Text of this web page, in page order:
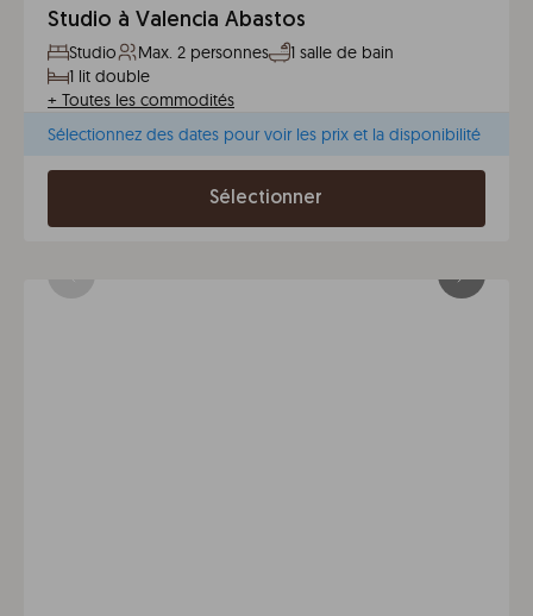
Studio à Valencia Abastos
Studio Max. 2 personnes
1 salle de bain
1 lit double
+ Toutes les commodités
Sélectionnez des dates pour voir les prix et la disponibilité
Sélectionner